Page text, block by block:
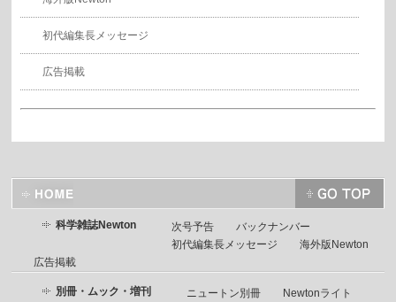
初代編集長メッセージ
広告掲載
科学雑誌Newton 次号予告
バックナンバー
初代編集長メッセージ
海外版Newton
広告掲載
別冊・ムック・増刊 ニュートン別冊 Newtonライト